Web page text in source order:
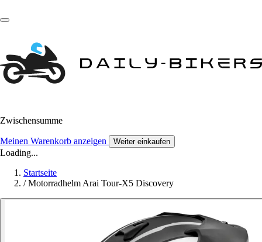
Zwischensumme
Meinen Warenkorb anzeigen Weiter einkaufen
Loading...
Startseite
/ Motorradhelm Arai Tour-X5 Discovery